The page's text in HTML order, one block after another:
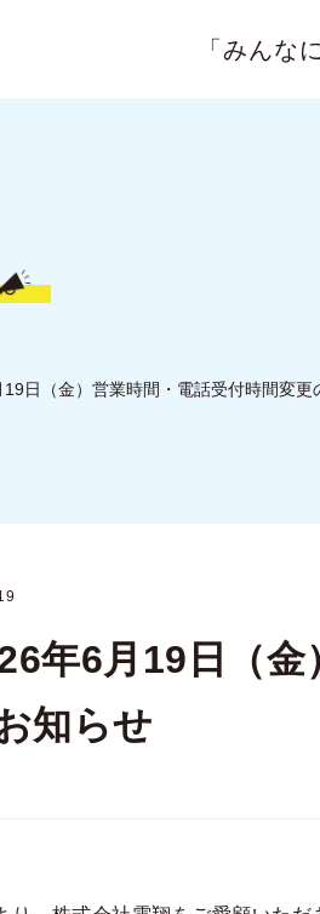
「みんな
19日（金）営業時間・電話受付時間変更
年6月19日（
知らせ